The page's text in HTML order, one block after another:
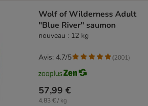
Wolf of Wilderness Adult
"Blue River" saumon
nouveau : 12 kg
57,99 €
4,83 € / kg
Avis: 4.7/5 (2001)